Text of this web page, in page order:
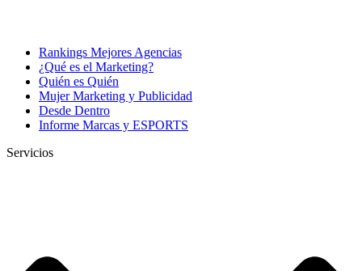
Rankings Mejores Agencias
¿Qué es el Marketing?
Quién es Quién
Mujer Marketing y Publicidad
Desde Dentro
Informe Marcas y ESPORTS
Servicios